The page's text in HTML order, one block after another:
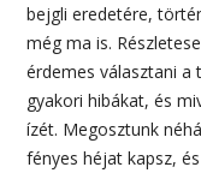
bejgli eredetére,
még ma is.
érdemes választani a
gyakori hibákat, és
ízét. Megosztunk
fényes héjat kapsz,